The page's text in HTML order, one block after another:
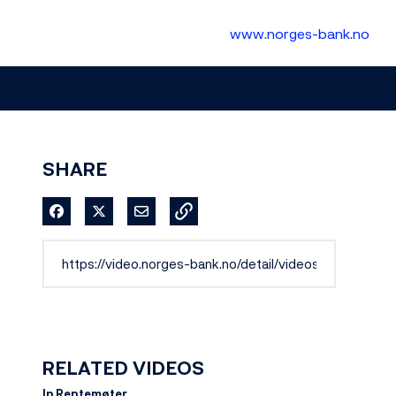
www.norges-bank.no
SHARE
Share on Facebook
Share on XShare via Email
RELATED VIDEOS